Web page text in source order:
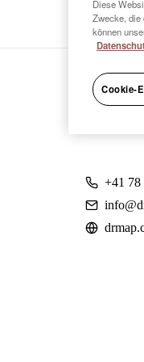
+41 78
Diese
Zwecke, die
können
Cookie-